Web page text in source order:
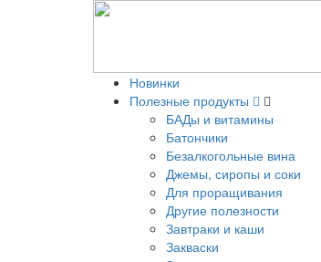
Новинки
Полезные продукты
БАДы и витамины
Батончики
Безалкогольные вина
Джемы, сиропы и соки
Для проращивания
Другие полезности
Завтраки и каши
Закваски